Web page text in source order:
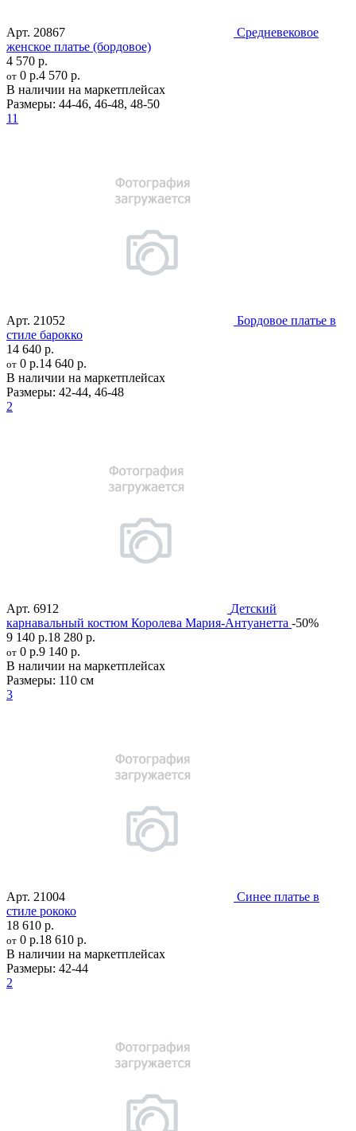
Арт. 20867
Средневековое
женское платье (бордовое)
4 570 р.
от 0 р.4 570 р.
В наличии на маркетплейсах
Размеры: 44-46, 46-48, 48-50
11
Арт. 21052
Бордовое платье в
стиле барокко
14 640 р.
от 0 р.14 640 р.
В наличии на маркетплейсах
Размеры: 42-44, 46-48
2
Арт. 6912
Детский
карнавальный костюм Королева Мария-Антуанетта -50%
9 140 р.18 280 р.
от 0 р.9 140 р.
В наличии на маркетплейсах
Размеры: 110 см
3
Арт. 21004
Синее платье в
стиле рококо
18 610 р.
от 0 р.18 610 р.
В наличии на маркетплейсах
Размеры: 42-44
2